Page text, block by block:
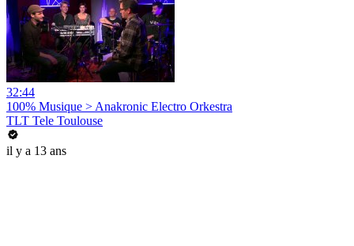
32:44
100% Musique > Anakronic Electro Orkestra
TLT Tele Toulouse
il y a 13 ans